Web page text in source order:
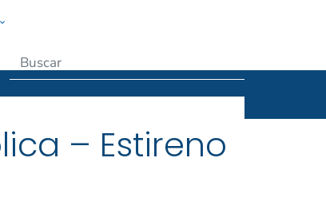
– Estireno